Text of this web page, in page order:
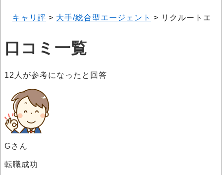
キャリ評 > 大手/総合型エージェント > リクルートエ
口コミ一覧
12 人が参考になったと回答
Gさん
転職成功